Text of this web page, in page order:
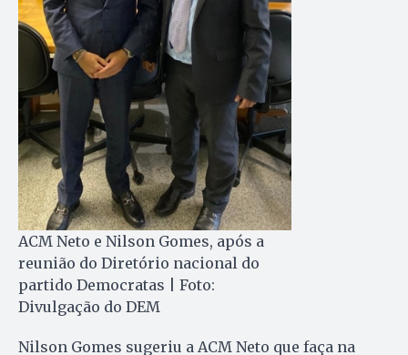
ACM Neto e Nilson Gomes, após a
reunião do Diretório nacional do
partido Democratas | Foto:
Divulgação do DEM
Nilson Gomes sugeriu a ACM Neto que faça na